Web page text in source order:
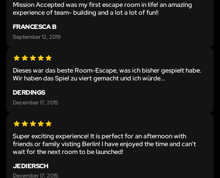
Mission Accepted was my first escape room in life! an amazing
experience of team- building and a lot a lot of fun!!
FRANCESCA B
September 12, 2019
Dieses war das beste Room-Escape, was ich bisher gespielt habe.
Wir haben das Spiel zu viert gemacht und ich würde...
DERDINGS
December 17, 2015
Super exciting experience! It is perfect for an afternoon with
friends or family visting Berlin! I have enjoyed the time and can't
wait for the next room to be launched!
JEDIERSCH
December 17, 2015